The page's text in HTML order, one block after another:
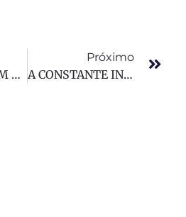
REVITACEL: UM PRODUTO SUSTENTÁVEL E INOVADOR!
Próximo
A CONSTANTE INOVAÇÃO DE PRODUTO NA REVITA.